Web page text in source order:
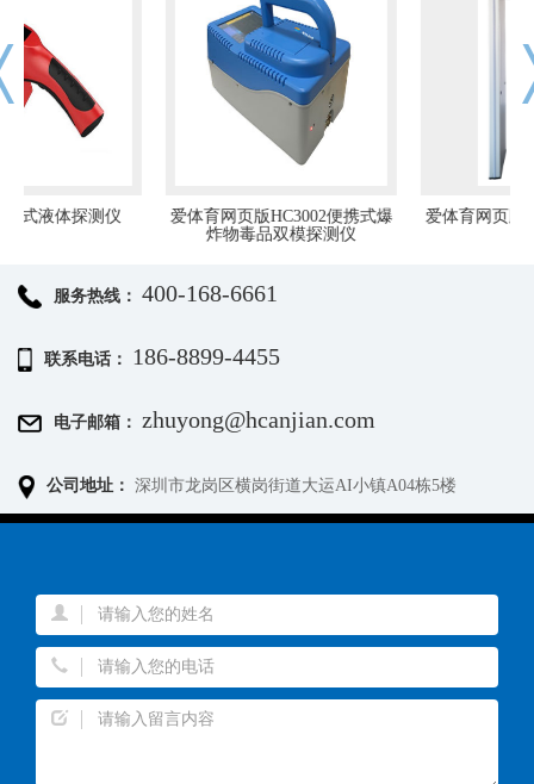
爱体育网页版HC3002便携式爆
炸物毒品双模探测仪
爱体育网页版HC11系列手机探
服务热线： 400-168-6661
联系电话： 186-8899-4455
电子邮箱： zhuyong@hcanjian.com
公司地址： 深圳市龙岗区横岗街道大运AI小镇A04栋5楼